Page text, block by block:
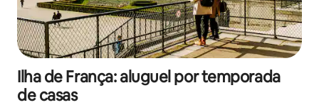
Ilha de França: aluguel por temporada
de casas